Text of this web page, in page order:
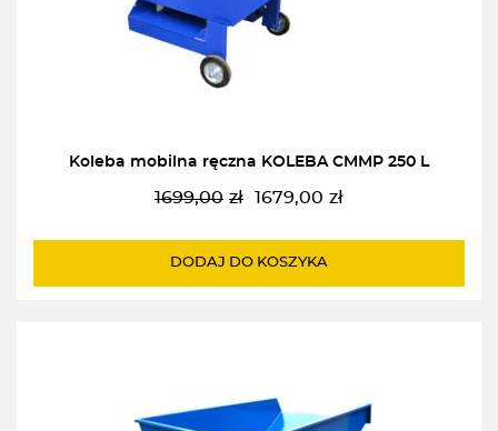
Koleba mobilna ręczna KOLEBA CMMP 250 L
1699,00 zł
Pierwotna
wynosiła:
1679,00 zł
Aktualna
wynosi:
DODAJ DO KOSZYKA